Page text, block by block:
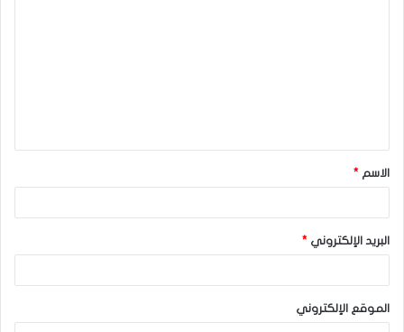
ق
*الاسم *
البريد الإلكتروني *
الموقع الإلكتروني